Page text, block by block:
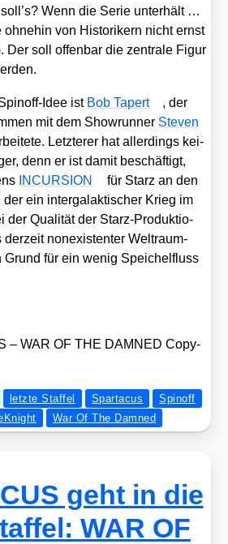
Wenn die Serie unter­hält …
ohne­hin von His­to­ri­kern nicht ernst
Der soll offen­bar die zen­tra­le Figur
Idee ist Bob Tapert
, der
mit dem Show­run­ner Ste­ven
Letz­te­rer hat aller­dings kei­
denn er ist damit beschäf­tigt,
INCURSION
für Starz an den
der ein inter­ga­lak­ti­scher Krieg im
der Qua­li­tät der Starz-Pro­duk­tio­
der­zeit non­e­xis­ten­ter Welt­raum-
Grund für ein wenig Spei­chel­fluss
– WAR OF THE DAMNED Copy­
letzte Staffel Spartacus
Spinoff
War Of The Damned
geht in die
WAR OF